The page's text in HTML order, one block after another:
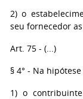
2) o
seu fornecedor
Art. 75 - (...)
§ 4° - Na
1) o